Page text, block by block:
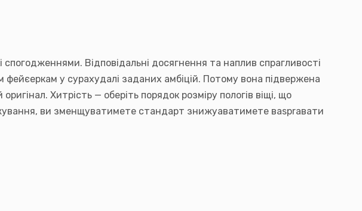
Відповідальні досягнення та наплив спрагливості
у сурахудалі заданих амбіцій. Потому вона підвержена
Хитрість — оберіть порядок розміру пологів віщі, що
ви зменщуватимете стандарт знижуаватимете ваspraвати